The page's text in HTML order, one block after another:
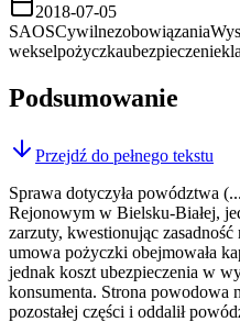
2018-07-05
SAOSCywilnezobowiązania
wekselpożyczkaubezpieczenie
Podsumowanie
Przejdź do pełnego tekstu
Sprawa dotyczyła powództwa
Rejonowym w Bielsku-Białej,
zarzuty, kwestionując
umowa pożyczki obejmowała
jednak koszt ubezpieczenia w
konsumenta. Strona powodowa
pozostałej części i oddalił